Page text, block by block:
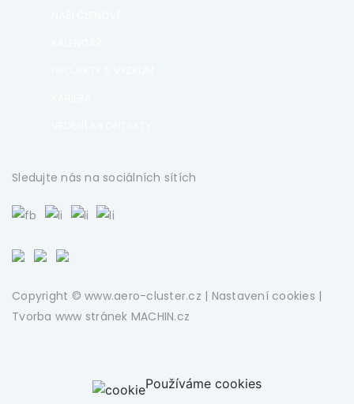
Sledujte nás na sociálních sítích
Copyright © www.aero-cluster.cz | Nastavení cookies |
Tvorba www stránek MACHIN.cz
Používáme cookies